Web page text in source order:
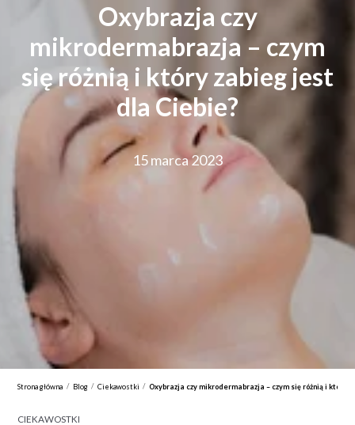
Oxybrazja czy
mikrodermabrazja – czym
się różnią i który zabieg jest
dla Ciebie?
15 marca 2023
Strona główna / Blog / Ciekawostki / Oxybrazja czy mikrodermabrazja – czym się różnią i który
CIEKAWOSTKI